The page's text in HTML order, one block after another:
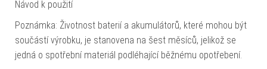
Návod k použití
Poznámka: Životnost baterií a akumulátorů, které mohou být
součástí výrobku, je stanovena na šest měsíců, jelikož se
jedná o spotřební materiál podléhající běžnému opotřebení.